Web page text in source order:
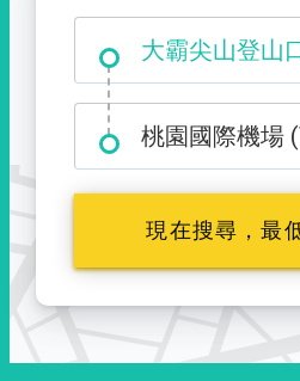
台中市西屯區
桃園國際機場
現在搜尋，最